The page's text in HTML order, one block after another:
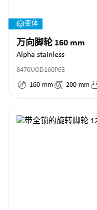
变体
万向脚轮 160 mm
Alpha stainless
8470UOD160P63
160 mm 200 mm